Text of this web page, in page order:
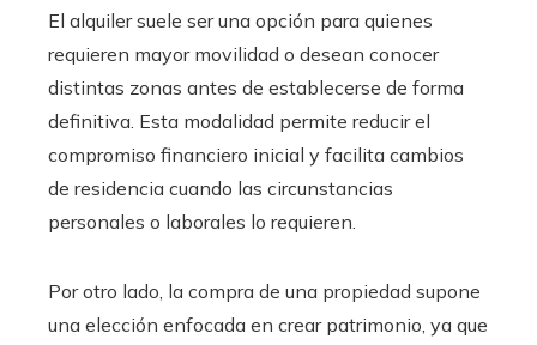
El alquiler suele ser una opción para quienes
requieren mayor movilidad o desean conocer
distintas zonas antes de establecerse de forma
definitiva. Esta modalidad permite reducir el
compromiso financiero inicial y facilita cambios
de residencia cuando las circunstancias
personales o laborales lo requieren.
Por otro lado, la compra de una propiedad supone
una elección enfocada en crear patrimonio, ya que